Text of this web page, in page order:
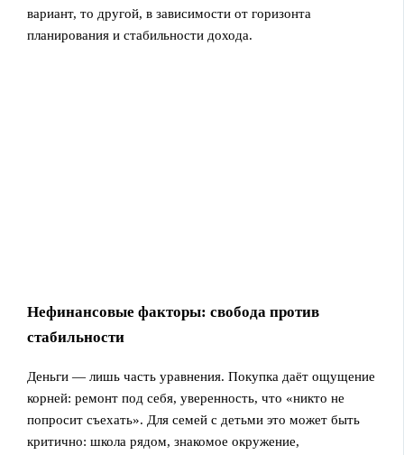
вариант, то другой, в зависимости от горизонта
планирования и стабильности дохода.
Нефинансовые факторы: свобода против
стабильности
Деньги — лишь часть уравнения. Покупка даёт ощущение
корней: ремонт под себя, уверенность, что «никто не
попросит съехать». Для семей с детьми это может быть
критично: школа рядом, знакомое окружение,